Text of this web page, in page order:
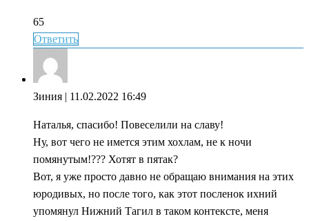
65
Ответить
Зиния | 11.02.2022 16:49
Наталья, спасибо! Повеселили на славу!
Ну, вот чего не имется этим хохлам, не к ночи
помянутым!??? Хотят в пятак?
Вот, я уже просто давно не обращаю внимания на этих
юродивых, но после того, как этот посленок ихний
упомянул Нижний Тагил в таком контексте, меня